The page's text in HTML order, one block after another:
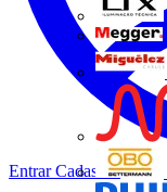
EntrarCadastrar